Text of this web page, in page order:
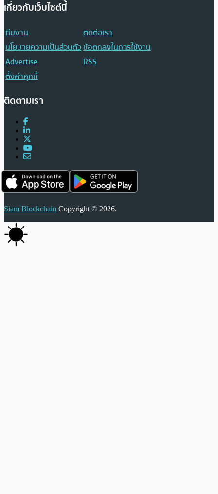
เกี่ยวกับเว็บไซต์นี้
ทีมงาน
ติดต่อเรา
นโยบายความเป็นส่วนตัวข้อตกลงในการใช้งาน
Advertise
RSS
ตั้งค่าคุกกี้
ติดตามเรา
Siam Blockchain Copyright © 2026.